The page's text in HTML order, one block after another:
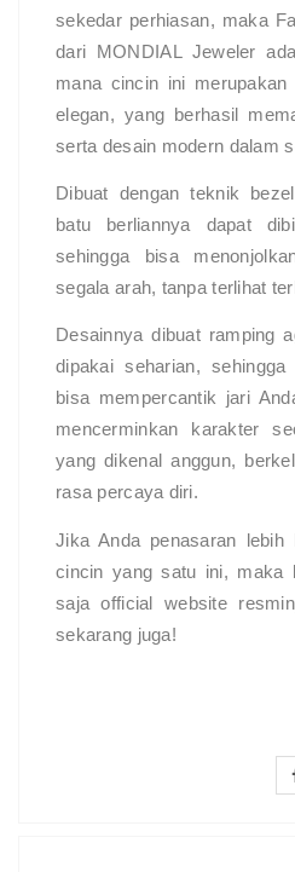
sekedar perhiasan, maka
dari MONDIAL Jeweler
mana cincin ini
elegan, yang berhasil
serta desain modern dalam
Dibuat dengan teknik
batu berliannya dapat
sehingga bisa
segala arah, tanpa terlihat
Desainnya dibuat ramping
dipakai seharian,
bisa mempercantik jari
mencerminkan karakter
yang dikenal anggun,
rasa percaya diri.
Jika Anda penasaran lebih
cincin yang satu ini, maka
saja official website
sekarang juga!